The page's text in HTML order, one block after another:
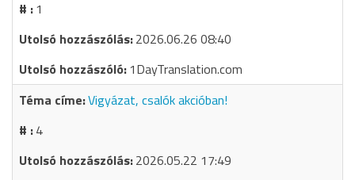
1
2026.06.26 08:40
1DayTranslation.com
Vigyázat, csalók akcióban!
4
2026.05.22 17:49